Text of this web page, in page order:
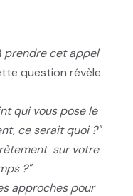
prendre cet appel
question révèle
qui vous pose le
ce serait quoi ?"
sur votre
?"
approches pour